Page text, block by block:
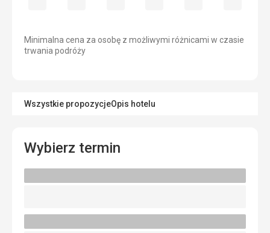
Minimalna cena za osobę z możliwymi różnicami w czasie
trwania podróży
Wszystkie propozycjeOpis hotelu
Wybierz termin